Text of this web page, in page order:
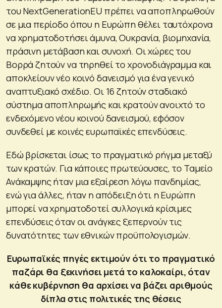
του NextGenerationEU πρέπει να αποπληρωθούν
σε μια περίοδο όπου η Ευρώπη θέλει ταυτόχρονα
να χρηματοδοτήσει άμυνα, Ουκρανία, βιομηχανία,
πράσινη μετάβαση και συνοχή. Οι χώρες του
Βορρά ζητούν να τηρηθεί το χρονοδιάγραμμα και
αποκλείουν νέο κοινό δανεισμό για ένα γενικό
αναπτυξιακό σχέδιο. Οι 16 ζητούν σταδιακό
σύστημα αποπληρωμής και κρατούν ανοιχτό το
ενδεχόμενο νέου κοινού δανεισμού, εφόσον
συνδεθεί με κοινές ευρωπαϊκές επενδύσεις.
Εδώ βρίσκεται ίσως το πραγματικό ρήγμα μεταξύ
των κρατών. Για κάποιες πρωτεύουσες, το Ταμείο
Ανάκαμψης ήταν μια εξαίρεση λόγω πανδημίας,
ενώ για άλλες, ήταν η απόδειξη ότι η Ευρώπη
μπορεί να χρηματοδοτεί συλλογικά κρίσιμες
επενδύσεις όταν οι ανάγκες ξεπερνούν τις
δυνατότητες των εθνικών προϋπολογισμών.
Ευρωπαϊκές πηγές εκτιμούν ότι το πραγματικό
παζάρι θα ξεκινήσει μετά το καλοκαίρι, όταν
κάθε κυβέρνηση θα αρχίσει να βάζει αριθμούς
δίπλα στις πολιτικές της θέσεις